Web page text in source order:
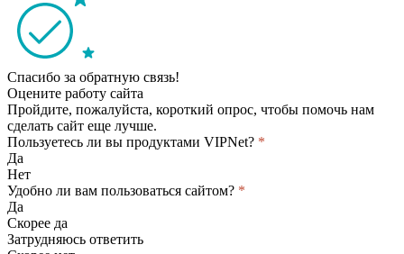
Спасибо за обратную связь!
Оцените работу сайта
Пройдите, пожалуйста, короткий опрос, чтобы помочь нам
сделать сайт еще лучше.
Пользуетесь ли вы продуктами VIPNet? *
Да
Нет
Удобно ли вам пользоваться сайтом? *
Да
Скорее да
Затрудняюсь ответить